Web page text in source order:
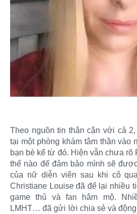
Theo nguồn tin thân cận với cả
tại một phòng khám tâm thần vào
bạn bè kể từ đó. Hiện vẫn chưa rõ
thế nào để đảm bảo mình sẽ
của nữ diễn viên sau khi cô
Christiane Louise đã để lại nhiều
game thủ và fan hâm mộ.
LMHT… đã gửi lời chia sẻ và